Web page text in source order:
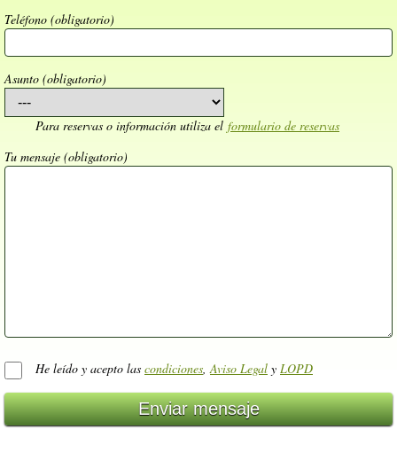
Teléfono (obligatorio)
Asunto (obligatorio)
Para reservas o información utiliza el formulario de reservas
Tu mensaje (obligatorio)
He leído y acepto las condiciones,Aviso Legal y LOPD